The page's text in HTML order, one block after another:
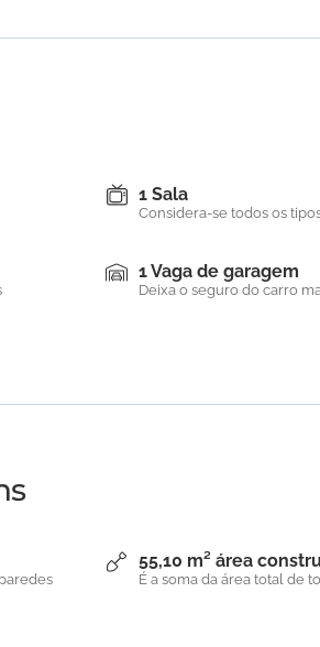
1 Sala
Considera-se todos os
1 Vaga de garagem
Deixa o seguro do carro
55,10 m² área
É a soma da área total de